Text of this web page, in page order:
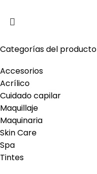
Categorías del producto
Accesorios
Acrílico
Cuidado capilar
Maquillaje
Maquinaria
Skin Care
Spa
Tintes